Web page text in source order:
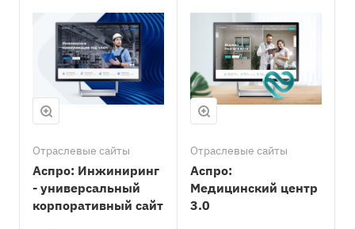
Отраслевые сайты
Аспро: Инжиниринг
- универсальный
корпоративный сайт
Отраслевые сайты
Аспро:
Медицинский центр
3.0